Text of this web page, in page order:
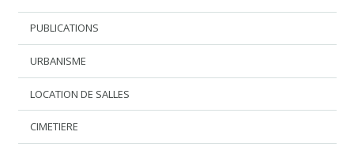
PUBLICATIONS
URBANISME
LOCATION DE SALLES
CIMETIERE